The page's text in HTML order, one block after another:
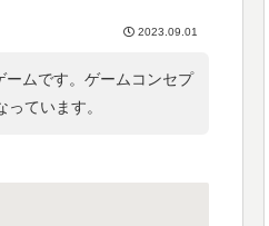
2023.09.01
ムです。ゲームコンセプ
ています。